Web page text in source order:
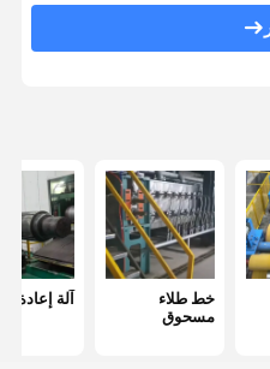
خط طلاء
مسحوق
آلة إعادة